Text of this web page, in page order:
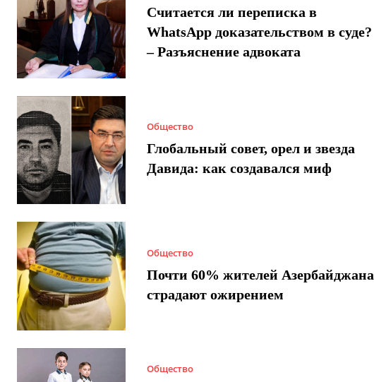
Считается ли переписка в
WhatsApp доказательством в суде?
– Разъяснение адвоката
Общество
Глобальный совет, орел и звезда
Давида: как создавался миф
Общество
Почти 60% жителей Азербайджана
страдают ожирением
Общество